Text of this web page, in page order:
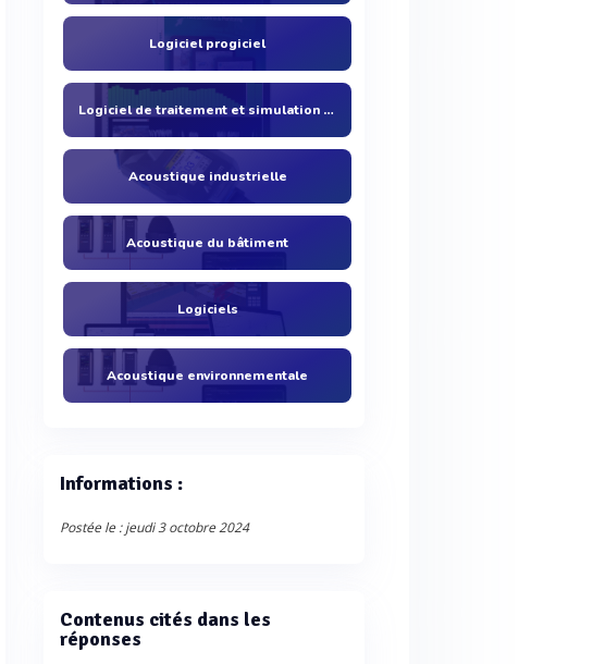
Logiciel progiciel
Logiciel de traitement et simulation acoustique
Acoustique industrielle
Acoustique du bâtiment
Logiciels
Acoustique environnementale
Informations :
Postée le : jeudi 3 octobre 2024
Contenus cités dans les
réponses